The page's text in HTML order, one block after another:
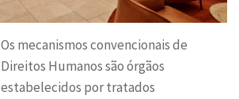
Os mecanismos convencionais de
Direitos Humanos são órgãos
estabelecidos por tratados